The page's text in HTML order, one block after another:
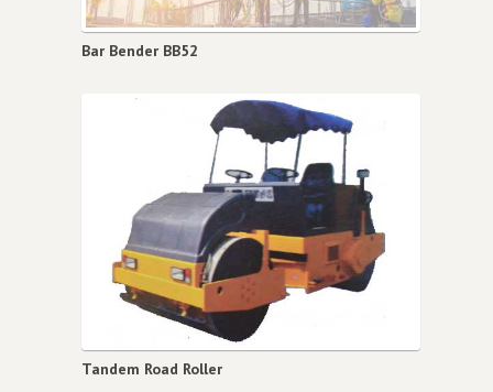
Bar Bender BB52
Tandem Road Roller